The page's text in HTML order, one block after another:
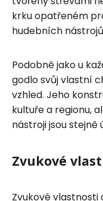
krku opatřeném
hudebních
Podobně jako u
godlo svůj vlastní
vzhled. Jeho
kultuře a regionu,
nástroji jsou stejně
Zvukové
Zvukové vlastnosti